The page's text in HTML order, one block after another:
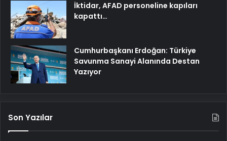
İktidar, AFAD personeline kapıları
kapattı…
Cumhurbaşkanı Erdoğan: Türkiye
Savunma Sanayi Alanında Destan
Yazıyor
Son Yazılar